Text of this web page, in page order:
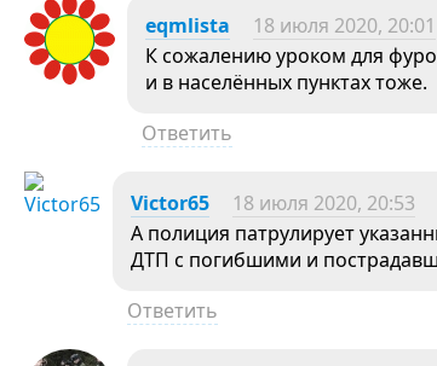
eqmlista 18 июля 2020, 20:01
К сожалению уроком для
и в населённых пунктах тоже.
Ответить
Victor65 18 июля 2020, 20:53
А полиция патрулирует
ДТП с погибшими и
Ответить